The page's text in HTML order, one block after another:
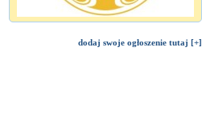
dodaj swoje ogłoszenie tutaj [+]